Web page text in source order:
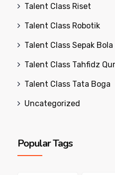
Talent Class Riset
Talent Class Robotik
Talent Class Sepak Bola
Talent Class Tahfidz
Talent Class Tata Boga
Uncategorized
Popular Tags